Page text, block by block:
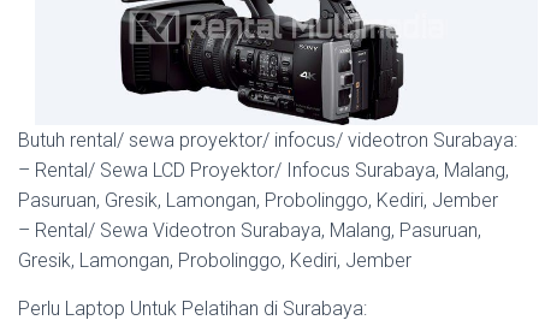
Butuh rental/ sewa proyektor/ infocus/ videotron Surabaya:
– Rental/ Sewa LCD Proyektor/ Infocus Surabaya, Malang,
Pasuruan, Gresik, Lamongan, Probolinggo, Kediri, Jember
– Rental/ Sewa Videotron Surabaya, Malang, Pasuruan,
Gresik, Lamongan, Probolinggo, Kediri, Jember
Perlu Laptop Untuk Pelatihan di Surabaya: